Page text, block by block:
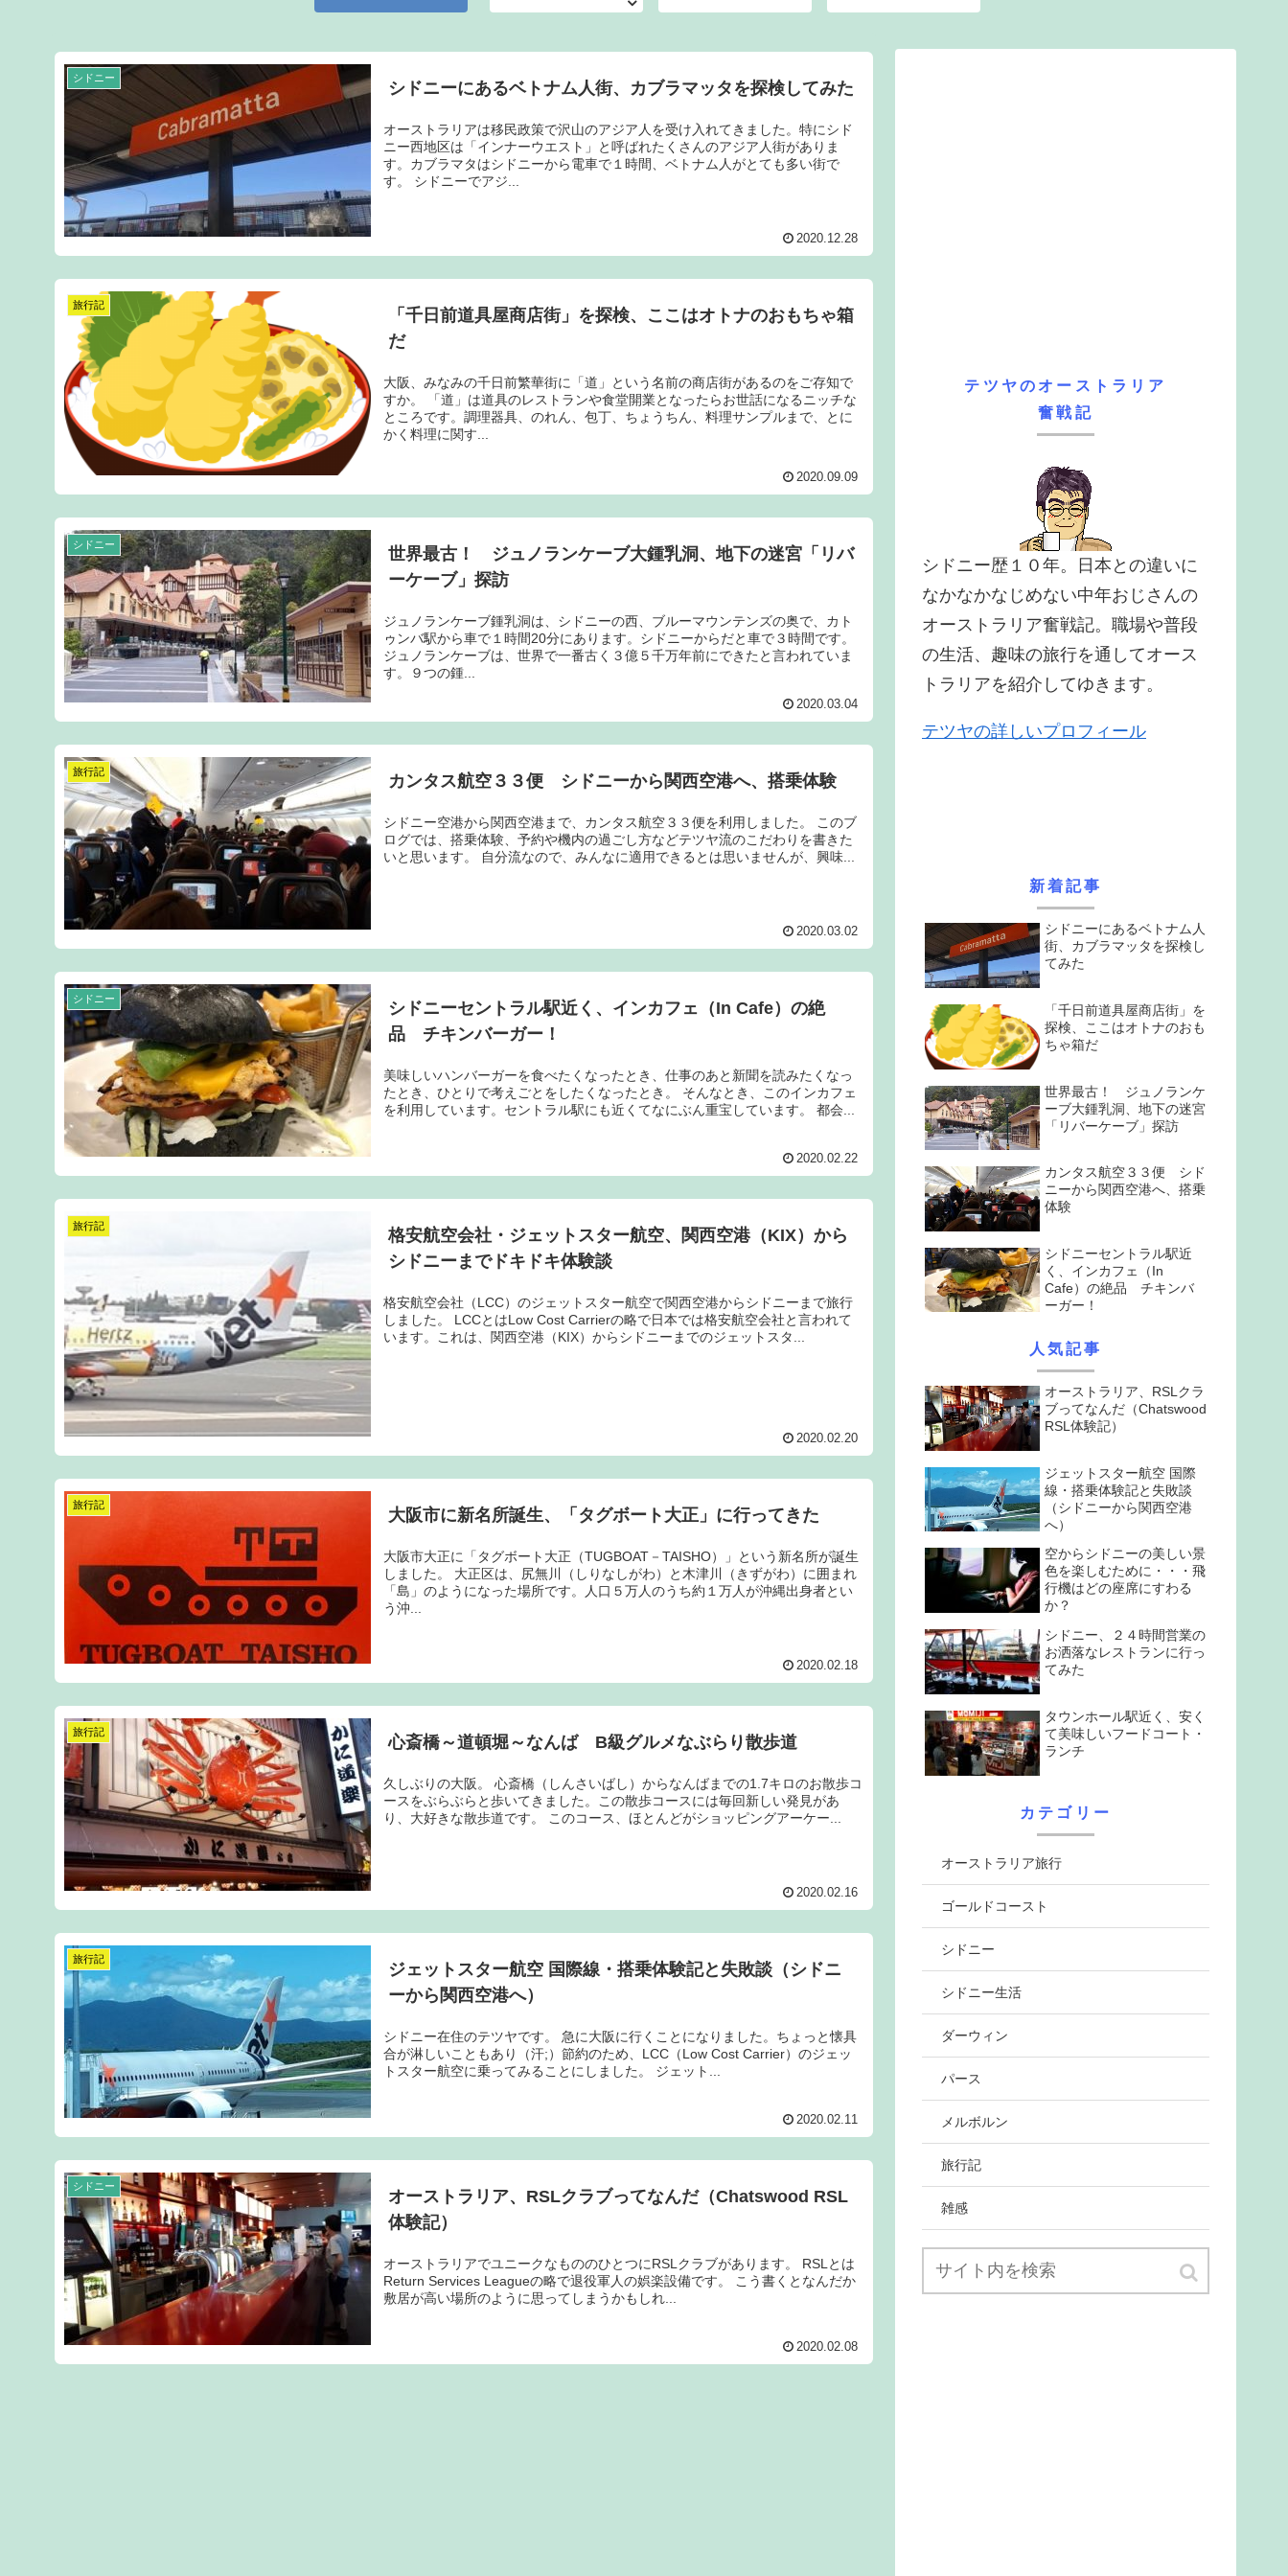
シドニー
シドニーにあるベトナム人街、カブラマッタを探検してみた
オーストラリアは移民政策で沢山のアジア人を受け入れてきました。特にシド
ニー西地区は「インナーウエスト」と呼ばれたくさんのアジア人街がありま
す。カブラマタはシドニーから電車で１時間、ベトナム人がとても多い街で
す。 シドニーでアジ...
2020.12.28
旅行記
「千日前道具屋商店街」を探検、ここはオトナのおもちゃ箱
だ
大阪、みなみの千日前繁華街に「道」という名前の商店街があるのをご存知で
すか。 「道」は道具のレストランや食堂開業となったらお世話になるニッチな
ところです。調理器具、のれん、包丁、ちょうちん、料理サンプルまで、とに
かく料理に関す...
2020.09.09
シドニー
世界最古！ ジュノランケーブ大鍾乳洞、地下の迷宮「リバ
ーケーブ」探訪
ジュノランケーブ鍾乳洞は、シドニーの西、ブルーマウンテンズの奥で、カト
ゥンバ駅から車で１時間20分にあります。シドニーからだと車で３時間です。
ジュノランケーブは、世界で一番古く３億５千万年前にできたと言われていま
す。９つの鍾...
2020.03.04
旅行記
カンタス航空３３便 シドニーから関西空港へ、搭乗体験
シドニー空港から関西空港まで、カンタス航空３３便を利用しました。 このブ
ログでは、搭乗体験、予約や機内の過ごし方などテツヤ流のこだわりを書きた
いと思います。 自分流なので、みんなに適用できるとは思いませんが、興味...
2020.03.02
シドニー
シドニーセントラル駅近く、インカフェ（In Cafe）の絶
品 チキンバーガー！
美味しいハンバーガーを食べたくなったとき、仕事のあと新聞を読みたくなっ
たとき、ひとりで考えごとをしたくなったとき。 そんなとき、このインカフェ
を利用しています。セントラル駅にも近くてなにぶん重宝しています。 都会...
2020.02.22
旅行記
格安航空会社・ジェットスター航空、関西空港（KIX）から
シドニーまでドキドキ体験談
格安航空会社（LCC）のジェットスター航空で関西空港からシドニーまで旅行
しました。 LCCとはLow Cost Carrierの略で日本では格安航空会社と言われて
います。これは、関西空港（KIX）からシドニーまでのジェットスタ...
2020.02.20
旅行記
大阪市に新名所誕生、「タグボート大正」に行ってきた
大阪市大正に「タグボート大正（TUGBOAT－TAISHO）」という新名所が誕生
しました。 大正区は、尻無川（しりなしがわ）と木津川（きずがわ）に囲まれ
「島」のようになった場所です。人口５万人のうち約１万人が沖縄出身者とい
う沖...
2020.02.18
旅行記
心斎橋～道頓堀～なんば B級グルメなぶらり散歩道
久しぶりの大阪。 心斎橋（しんさいばし）からなんばまでの1.7キロのお散歩コ
ースをぶらぶらと歩いてきました。この散歩コースには毎回新しい発見があ
り、大好きな散歩道です。 このコース、ほとんどがショッピングアーケー...
2020.02.16
旅行記
ジェットスター航空 国際線・搭乗体験記と失敗談（シドニ
ーから関西空港へ）
シドニー在住のテツヤです。 急に大阪に行くことになりました。ちょっと懐具
合が淋しいこともあり（汗;）節約のため、LCC（Low Cost Carrier）のジェッ
トスター航空に乗ってみることにしました。 ジェット...
2020.02.11
シドニー
オーストラリア、RSLクラブってなんだ（Chatswood RSL
体験記）
オーストラリアでユニークなもののひとつにRSLクラブがあります。 RSLとは
Return Services Leagueの略で退役軍人の娯楽設備です。 こう書くとなんだか
敷居が高い場所のように思ってしまうかもしれ...
2020.02.08
テツヤのオーストラリア
奮戦記
シドニー歴１０年。日本との違いに
なかなかなじめない中年おじさんの
オーストラリア奮戦記。職場や普段
の生活、趣味の旅行を通してオース
トラリアを紹介してゆきます。
テツヤの詳しいプロフィール
新着記事
シドニーにあるベトナム人
街、カブラマッタを探検し
てみた
「千日前道具屋商店街」を
探検、ここはオトナのおも
ちゃ箱だ
世界最古！ ジュノランケ
ーブ大鍾乳洞、地下の迷宮
「リバーケーブ」探訪
カンタス航空３３便 シド
ニーから関西空港へ、搭乗
体験
シドニーセントラル駅近
く、インカフェ（In
Cafe）の絶品 チキンバ
ーガー！
人気記事
オーストラリア、RSLクラ
ブってなんだ（Chatswood
RSL体験記）
ジェットスター航空 国際
線・搭乗体験記と失敗談
（シドニーから関西空港
へ）
空からシドニーの美しい景
色を楽しむために・・・飛
行機はどの座席にすわる
か？
シドニー、２４時間営業の
お洒落なレストランに行っ
てみた
タウンホール駅近く、安く
て美味しいフードコート・
ランチ
カテゴリー
オーストラリア旅行
ゴールドコースト
シドニー
シドニー生活
ダーウィン
パース
メルボルン
旅行記
雑感